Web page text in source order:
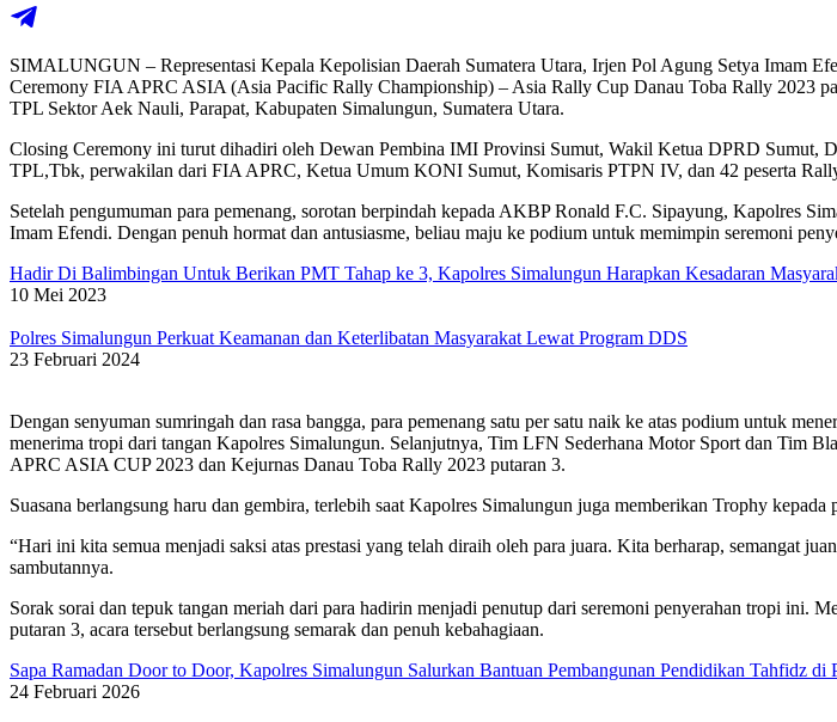
SIMALUNGUN – Representasi Kepala Kepolisian Daerah Sumatera Utara, Irjen Pol Agung Setya Imam
Ceremony FIA APRC ASIA (Asia Pacific Rally Championship) – Asia Rally Cup Danau Toba Rally 2023
TPL Sektor Aek Nauli, Parapat, Kabupaten Simalungun, Sumatera Utara.
Closing Ceremony ini turut dihadiri oleh Dewan Pembina IMI Provinsi Sumut, Wakil Ketua DPRD Sumut,
TPL,Tbk, perwakilan dari FIA APRC, Ketua Umum KONI Sumut, Komisaris PTPN IV, dan 42 peserta
Setelah pengumuman para pemenang, sorotan berpindah kepada AKBP Ronald F.C. Sipayung, Kapolres
Imam Efendi. Dengan penuh hormat dan antusiasme, beliau maju ke podium untuk memimpin seremoni
Hadir Di Balimbingan Untuk Berikan PMT Tahap ke 3, Kapolres Simalungun Harapkan Kesadaran
10 Mei 2023
Polres Simalungun Perkuat Keamanan dan Keterlibatan Masyarakat Lewat Program DDS
23 Februari 2024
Dengan senyuman sumringah dan rasa bangga, para pemenang satu per satu naik ke atas podium untuk
menerima tropi dari tangan Kapolres Simalungun. Selanjutnya, Tim LFN Sederhana Motor Sport dan Tim
APRC ASIA CUP 2023 dan Kejurnas Danau Toba Rally 2023 putaran 3.
Suasana berlangsung haru dan gembira, terlebih saat Kapolres Simalungun juga memberikan Trophy
“Hari ini kita semua menjadi saksi atas prestasi yang telah diraih oleh para juara. Kita berharap, semangat
sambutannya.
Sorak sorai dan tepuk tangan meriah dari para hadirin menjadi penutup dari seremoni penyerahan tropi
putaran 3, acara tersebut berlangsung semarak dan penuh kebahagiaan.
Sapa Ramadan Door to Door, Kapolres Simalungun Salurkan Bantuan Pembangunan Pendidikan Tahfidz di
24 Februari 2026